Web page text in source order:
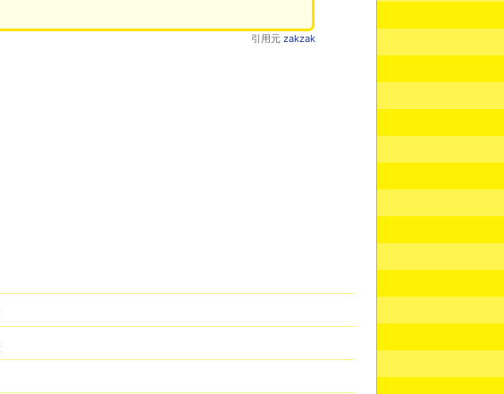
引用元 zakzak